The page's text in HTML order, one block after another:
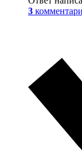
3